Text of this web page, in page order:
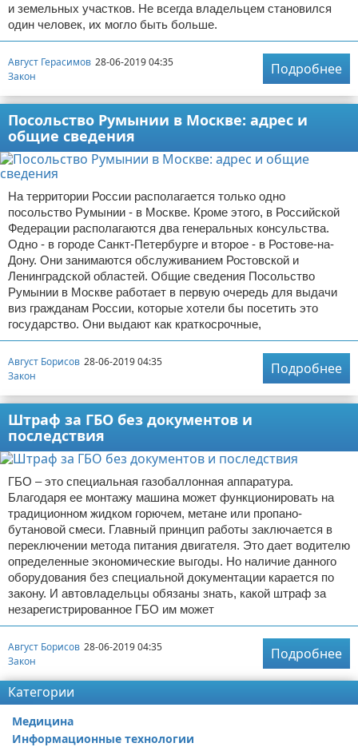
и земельных участков. Не всегда владельцем становился
один человек, их могло быть больше.
Август Герасимов 28-06-2019 04:35
Закон
Подробнее
Посольство Румынии в Москве: адрес и
общие сведения
На территории России располагается только одно
посольство Румынии - в Москве. Кроме этого, в Российской
Федерации располагаются два генеральных консульства.
Одно - в городе Санкт-Петербурге и второе - в Ростове-на-
Дону. Они занимаются обслуживанием Ростовской и
Ленинградской областей. Общие сведения Посольство
Румынии в Москве работает в первую очередь для выдачи
виз гражданам России, которые хотели бы посетить это
государство. Они выдают как краткосрочные,
Август Борисов 28-06-2019 04:35
Закон
Подробнее
Штраф за ГБО без документов и
последствия
ГБО – это специальная газобаллонная аппаратура.
Благодаря ее монтажу машина может функционировать на
традиционном жидком горючем, метане или пропано-
бутановой смеси. Главный принцип работы заключается в
переключении метода питания двигателя. Это дает водителю
определенные экономические выгоды. Но наличие данного
оборудования без специальной документации карается по
закону. И автовладельцы обязаны знать, какой штраф за
незарегистрированное ГБО им может
Август Борисов 28-06-2019 04:35
Закон
Подробнее
Категории
Медицина
Информационные технологии